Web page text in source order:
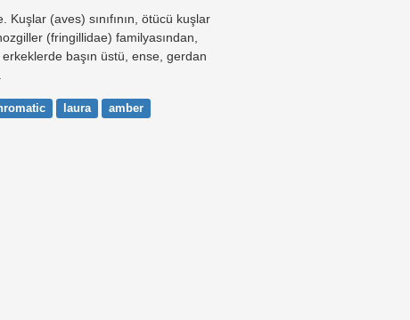
(aves) sınıfının, ötücü kuşlar
(fringillidae) familyasından,
başın üstü, ense, gerdan
laura amber